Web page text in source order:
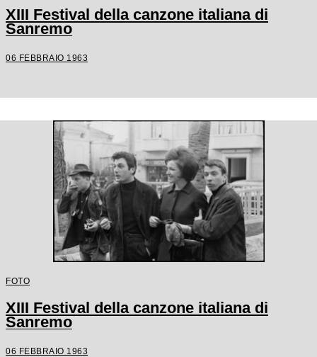
XIII Festival della canzone italiana di
Sanremo
06 FEBBRAIO 1963
FOTO
XIII Festival della canzone italiana di
Sanremo
06 FEBBRAIO 1963